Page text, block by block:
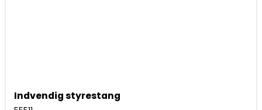
Indvendig styrestang